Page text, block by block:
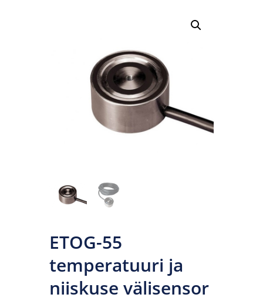
ETOG-55
temperatuuri ja
niiskuse välisensor